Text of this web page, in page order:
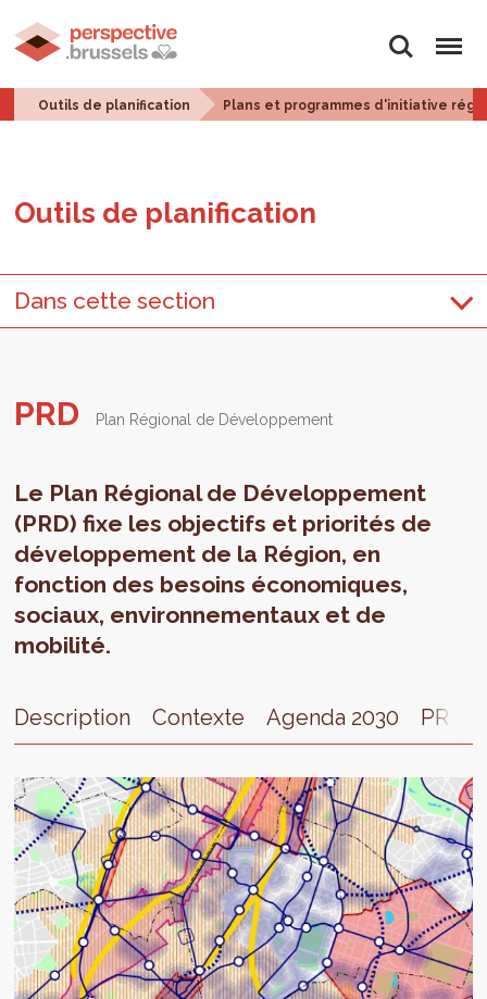
Rechercher
Menu
Outils de planification Plans et programmes d'initiative
Outils de pla­ni­fi­ca­tion
Dans cette section
PRD Plan Régional de Développement
Le Plan Régional de Développement
(PRD) fixe les objectifs et priorités de
développement de la Région, en
fonction des besoins économiques,
sociaux, environnementaux et de
mobilité.
Description Contexte Agenda 2030 PRDD